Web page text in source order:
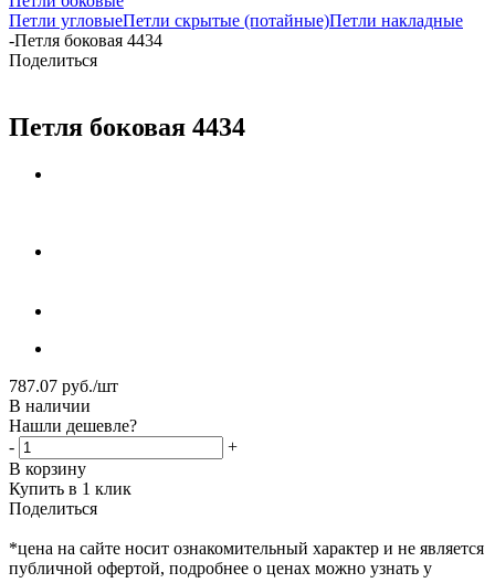
Петли угловыеПетли скрытые (потайные)Петли накладные
-Петля боковая 4434
Поделиться
Петля боковая 4434
787.07 руб./шт
В наличии
Нашли дешевле?
-
+
В корзину
Купить в 1 клик
Поделиться
*цена на сайте носит ознакомительный характер и не является
публичной офертой, подробнее о ценах можно узнать у